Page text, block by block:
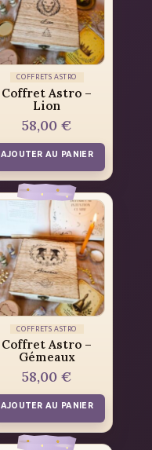
COFFRETS ASTRO
Coffret Astro –
Lion
58,00€
AJOUTER AU PANIER
COFFRETS ASTRO
Coffret Astro –
Gémeaux
58,00€
AJOUTER AU PANIER